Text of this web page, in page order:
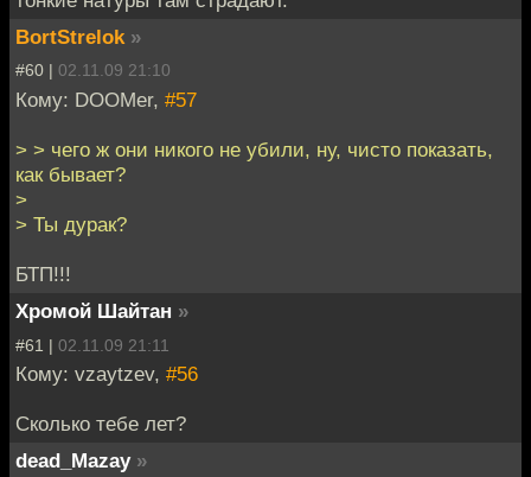
BortStrelok »
#60 | 02.11.09 21:10
Кому: DOOMer, #57
> > чего ж они никого не убили, ну, чисто показать,
как бывает?
>
> Ты дурак?
БТП!!!
Хромой Шайтан »
#61 | 02.11.09 21:11
Кому: vzaytzev, #56
Cколько тебе лет?
dead_Mazay »